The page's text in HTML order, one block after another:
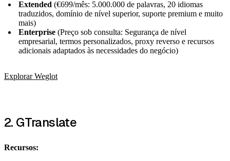
Extended (€699/mês: 5.000.000 de palavras, 20 idiomas
traduzidos, domínio de nível superior, suporte premium e muito
mais)
Enterprise (Preço sob consulta: Segurança de nível
empresarial, termos personalizados, proxy reverso e recursos
adicionais adaptados às necessidades do negócio)
Explorar Weglot
2. GTranslate
Recursos: